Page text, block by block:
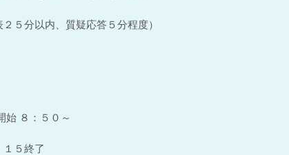
５分以内、質疑応答５分程度）
８：５０～
５終了